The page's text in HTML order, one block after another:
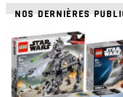
NOS DERNIÈRES